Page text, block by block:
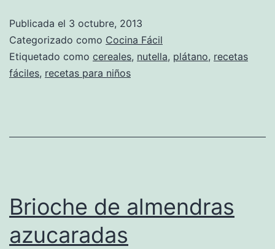
Publicada el 3 octubre, 2013
Categorizado como Cocina Fácil
Etiquetado como cereales, nutella, plátano, recetas
fáciles, recetas para niños
Brioche de almendras
azucaradas